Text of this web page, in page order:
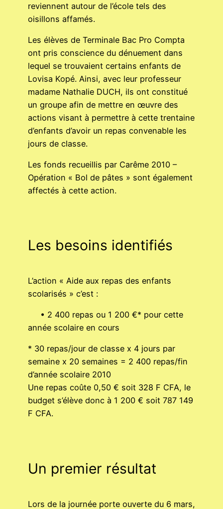
reviennent autour de l’école tels des
oisillons affamés.
Les élèves de Terminale Bac Pro Compta
ont pris conscience du dénuement dans
lequel se trouvaient certains enfants de
Lovisa Kopé. Ainsi, avec leur professeur
madame Nathalie DUCH, ils ont constitué
un groupe afin de mettre en œuvre des
actions visant à permettre à cette trentaine
d’enfants d’avoir un repas convenable les
jours de classe.
Les fonds recueillis par Carême 2010 –
Opération « Bol de pâtes » sont également
affectés à cette action.
Les besoins identifiés
L’action « Aide aux repas des enfants
scolarisés » c’est :
• 2 400 repas ou 1 200 €* pour cette
année scolaire en cours
* 30 repas/jour de classe x 4 jours par
semaine x 20 semaines = 2 400 repas/fin
d’année scolaire 2010
Une repas coûte 0,50 € soit 328 F CFA, le
budget s’élève donc à 1 200 € soit 787 149
F CFA.
Un premier résultat
Lors de la journée porte ouverte du 6 mars,